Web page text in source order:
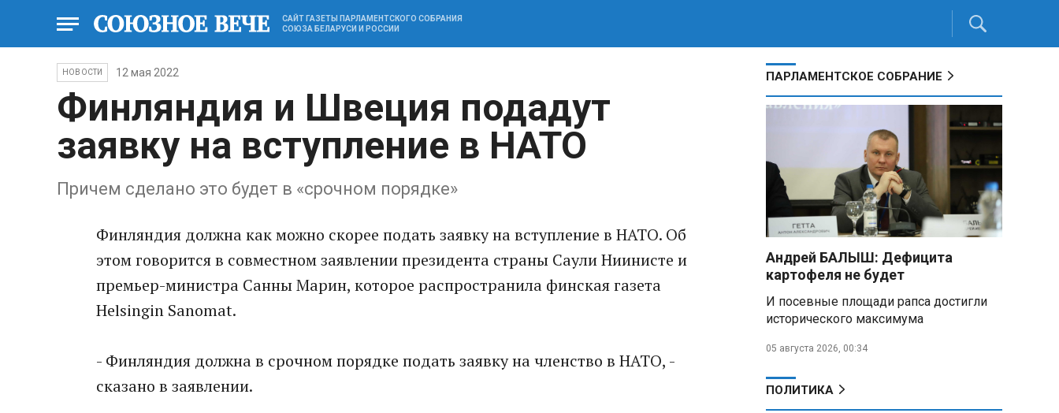
САЙТ ГАЗЕТЫ ПАРЛАМЕНТСКОГО СОБРАНИЯ
СОЮЗА БЕЛАРУСИ И РОССИИ
НОВОСТИ 12 мая 2022
Финляндия и Швеция подадут
заявку на вступление в НАТО
Причем сделано это будет в «срочном порядке»
Финляндия должна как можно скорее подать заявку на вступление в НАТО. Об
этом говорится в совместном заявлении президента страны Саули Ниинисте и
премьер-министра Санны Марин, которое распространила финская газета
Helsingin Sanomat.
- Финляндия должна в срочном порядке подать заявку на членство в НАТО, -
сказано в заявлении.
ПАРЛАМЕНТСКОЕ СОБРАНИЕ
Андрей БАЛЫШ: Дефицита
картофеля не будет
И посевные площади рапса достигли
исторического максимума
05 августа 2026, 00:34
ПОЛИТИКА